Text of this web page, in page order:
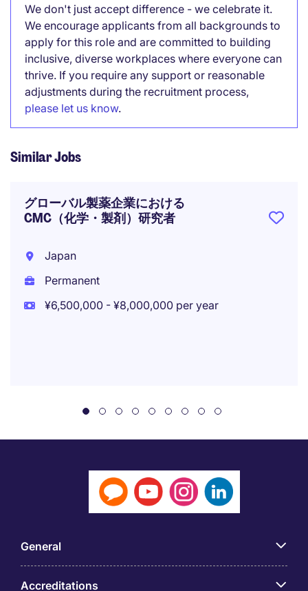
We don't just accept difference - we celebrate it.
We encourage applicants from all backgrounds to
apply for this role and are committed to building
inclusive, diverse workplaces where everyone can
thrive. If you require any support or reasonable
adjustments during the recruitment process,
please let us know.
Similar Jobs
グローバル製薬企業における
CMC（化学・製剤）研究者
Japan
Permanent
¥6,500,000 - ¥8,000,000 per year
General
Accreditations